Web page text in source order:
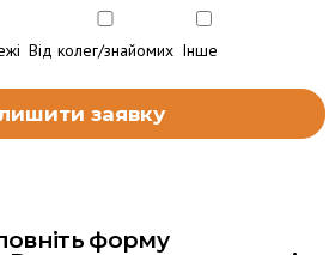
Від колег/знайомих Інше
форму